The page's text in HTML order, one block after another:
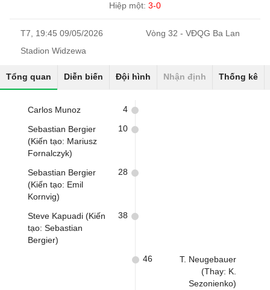
Hiệp một: 3-0
T7, 19:45 09/05/2026
Vòng 32 - VĐQG Ba Lan
Stadion Widzewa
Tổng quan Diễn biến Đội hình Nhận định Thống kê
Carlos Munoz 4
Sebastian Bergier
(Kiến tạo: Mariusz
Fornalczyk)
10
Sebastian Bergier
(Kiến tạo: Emil
Kornvig)
28
Steve Kapuadi (Kiến
tạo: Sebastian
Bergier)
38
T. Neugebauer
(Thay: K.
Sezonienko)
46